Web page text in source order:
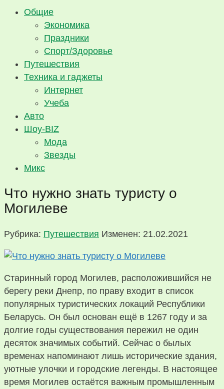
Общие
Экономика
Праздники
Спорт/Здоровье
Путешествия
Техника и гаджеты
Интернет
Учеба
Авто
Шоу-BIZ
Мода
Звезды
Микс
Что нужно знать туристу о
Могилеве
Рубрика: Путешествия Изменен: 21.02.2021
Старинный город Могилев, расположившийся не
берегу реки Днепр, по праву входит в список
популярных туристических локаций Республики
Беларусь. Он был основан ещё в 1267 году и за
долгие годы существования пережил не один
десяток значимых событий. Сейчас о былых
временах напоминают лишь исторические здания,
уютные улочки и городские легенды. В настоящее
время Могилев остаётся важным промышленным